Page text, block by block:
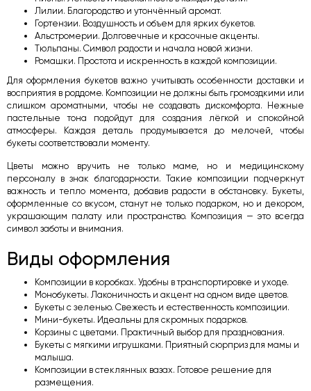
Лилии. Благородство и утончённый аромат.
Гортензии. Воздушность и объем для ярких букетов.
Альстромерии. Долговечные и красочные акценты.
Тюльпаны. Символ радости и начала новой жизни.
Ромашки. Простота и искренность в каждой композиции.
Для оформления букетов важно учитывать особенности доставки и
восприятия в роддоме. Композиции не должны быть громоздкими или
слишком ароматными, чтобы не создавать дискомфорта. Нежные
пастельные тона подойдут для создания лёгкой и спокойной
атмосферы. Каждая деталь продумывается до мелочей, чтобы
букеты соответствовали моменту.
Цветы можно вручить не только маме, но и медицинскому
персоналу в знак благодарности. Такие композиции подчеркнут
важность и тепло момента, добавив радости в обстановку. Букеты,
оформленные со вкусом, станут не только подарком, но и декором,
украшающим палату или пространство. Композиция — это всегда
символ заботы и внимания.
Виды оформления
Композиции в коробках. Удобны в транспортировке и уходе.
Монобукеты. Лаконичность и акцент на одном виде цветов.
Букеты с зеленью. Свежесть и естественность композиции.
Мини-букеты. Идеальны для скромных подарков.
Корзины с цветами. Практичный выбор для празднования.
Букеты с мягкими игрушками. Приятный сюрприз для мамы и
малыша.
Композиции в стеклянных вазах. Готовое решение для
размещения.